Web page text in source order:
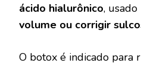
ácido hialurônico, usado
volume ou corrigir
O botox é indicado para